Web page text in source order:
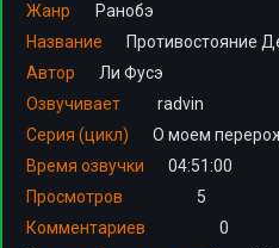
Жанр
Ранобэ
Название
Противостояние
Автор
Ли Фусэ
Озвучивает
radvin
Серия (цикл)
О моем
Время озвучки
04:51:00
Просмотров
5
Комментариев
0